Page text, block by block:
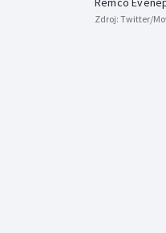
Zdroj: Twitter/